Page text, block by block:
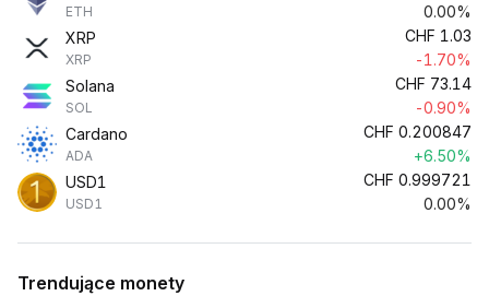
ETH
0.00%
XRP
XRP
CHF 1.03
-1.70%
Solana
SOL
CHF 73.14
-0.90%
Cardano
ADA
CHF 0.200847
+6.50%
USD1
USD1
CHF 0.999721
0.00%
Trendujące monety